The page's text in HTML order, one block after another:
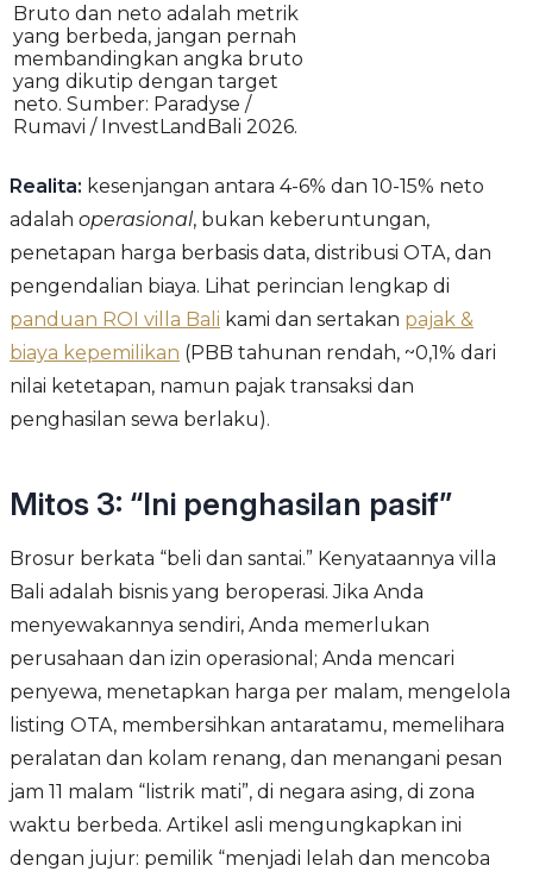
Bruto dan neto adalah metrik
yang berbeda, jangan pernah
membandingkan angka bruto
yang dikutip dengan target
neto. Sumber: Paradyse /
Rumavi / InvestLandBali 2026.
Realita: kesenjangan antara 4-6% dan 10-15% neto
adalah operasional, bukan keberuntungan,
penetapan harga berbasis data, distribusi OTA, dan
pengendalian biaya. Lihat perincian lengkap di
panduan ROI villa Bali kami dan sertakan pajak &
biaya kepemilikan (PBB tahunan rendah, ~0,1% dari
nilai ketetapan, namun pajak transaksi dan
penghasilan sewa berlaku).
Mitos 3: “Ini penghasilan pasif”
Brosur berkata “beli dan santai.” Kenyataannya villa
Bali adalah bisnis yang beroperasi. Jika Anda
menyewakannya sendiri, Anda memerlukan
perusahaan dan izin operasional; Anda mencari
penyewa, menetapkan harga per malam, mengelola
listing OTA, membersihkan antaratamu, memelihara
peralatan dan kolam renang, dan menangani pesan
jam 11 malam “listrik mati”, di negara asing, di zona
waktu berbeda. Artikel asli mengungkapkan ini
dengan jujur: pemilik “menjadi lelah dan mencoba